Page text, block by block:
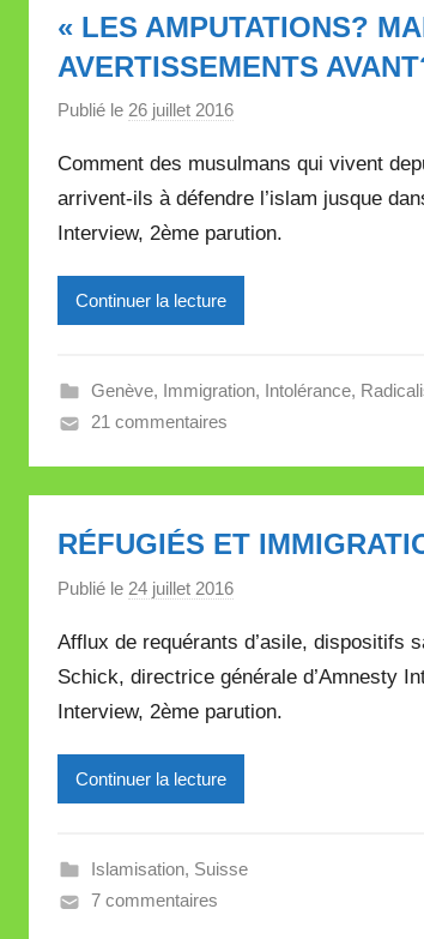
e
e
« LES AMPUTATIONS?
AVERTISSEMENTS
Publié le 26 juillet 2016
r
M
i
i
l
t
e
Comment des musulmans qui vivent
arrivent-ils à défendre l’islam jusque
Interview, 2ème parution.
Continuer la lecture
Genève, Immigration, Intolérance,
21 commentaires
RÉFUGIÉS ET
Publié le 24 juillet 2016
r
M
i
i
l
Afflux de requérants d’asile, dispositifs
Schick, directrice générale d’Amnesty
Interview, 2ème parution.
Continuer la lecture
Islamisation, Suisse
7 commentaires